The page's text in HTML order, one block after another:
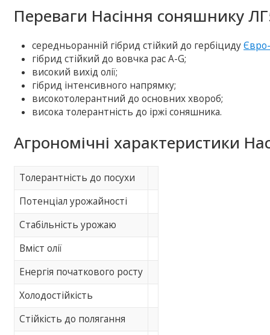
Переваги Насіння соняшнику
середньоранній гібрид стійкий до гербіциду
гібрид стійкий до вовчка рас А-G;
високий вихід олії;
гібрид інтенсивного напрямку;
високотолерантний до основних хвороб;
висока толерантність до іржі соняшника.
Агрономічні характеристики
Толерантність до посухи
Потенціал урожайності
Стабільність урожаю
Вміст олії
Енергія початкового росту
Холодостійкість
Стійкість до полягання